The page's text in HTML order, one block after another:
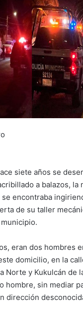
siete años se
a balazos, la
encontraba
de su taller
eran dos hombres
domicilio, en la
Norte y Kukulcán de
hombre, sin mediar
dirección